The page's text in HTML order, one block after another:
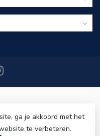
Powered byLightspeed
ga je akkoord met het
te verbeteren.